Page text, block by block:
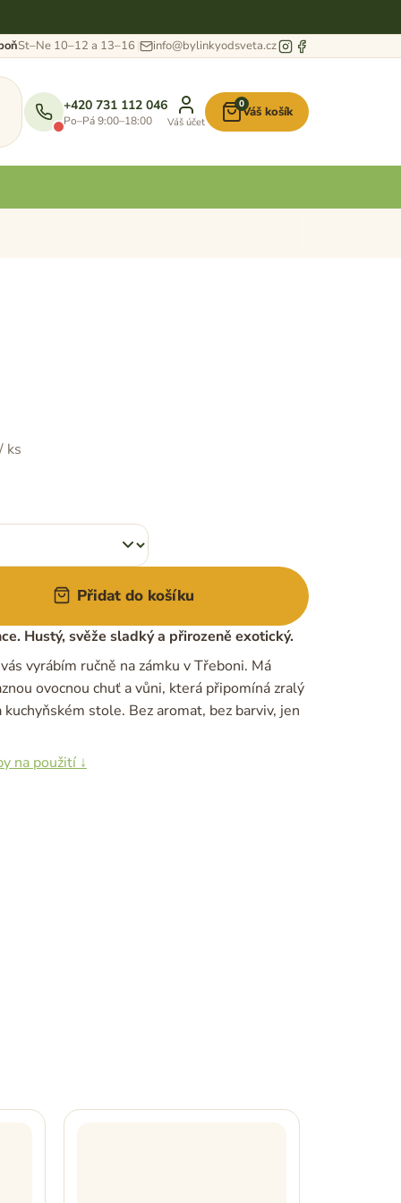
St–Ne 10–12 a 13–16 info@bylinkyodsveta.cz
+420 731 112 046
Po–Pá 9:00–18:00 Váš účet
Nákupní
košík
0
Váš košík
/ ks
Přidat do košíku
Hustý, svěže sladký a přirozeně exotický.
vyrábím ručně na zámku v Třeboni. Má
ovocnou chuť a vůni, která připomíná zralý
stole. Bez aromat, bez barviv, jen
na použití ↓